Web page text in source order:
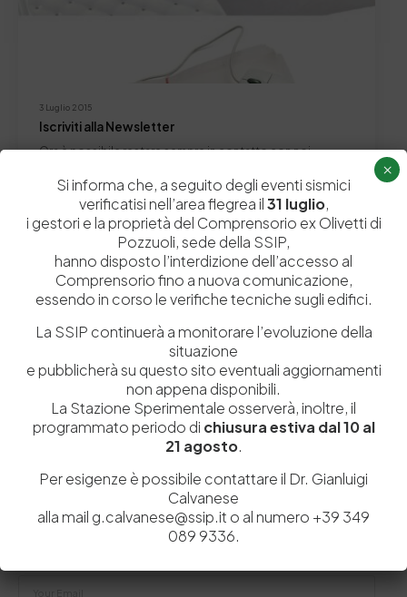
3 Luglio 2015
Iscriviti alla Newsletter
Ora è possibile restare sempre in contatto con noi
Admin_dev2 0
Il tuo indirizzo email non sarà pubblicato.
contrassegnati*
Si informa che, a seguito degli eventi sismici
verificatisi nell’area flegrea il31 luglio,
i gestori e la proprietà del Comprensorio ex Olivetti di
Pozzuoli, sede della SSIP,
hanno disposto l’interdizione dell’accesso al
Comprensorio fino a nuova comunicazione,
essendo in corso le verifiche tecniche sugli edifici.
La SSIP continuerà a monitorare l’evoluzione della
situazione
e pubblicherà su questo sito eventuali aggiornamenti
non appena disponibili.
La Stazione Sperimentale osserverà, inoltre, il
programmato periodo di chiusura estiva dal 10 al
21 agosto.
Per esigenze è possibile contattare il Dr. Gianluigi
Calvanese
alla mail g.calvanese@ssip.it o al numero +39 349
089 9336.
×